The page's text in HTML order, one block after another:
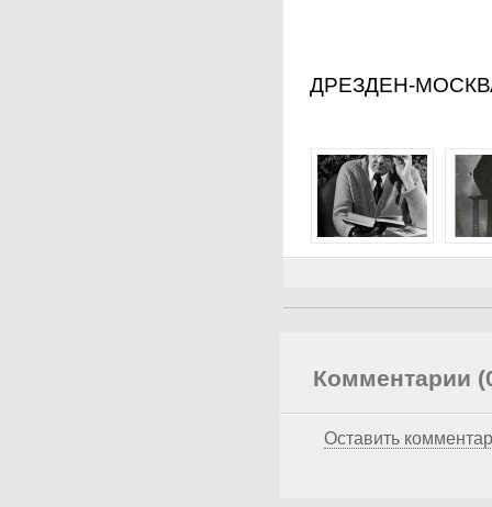
ДРЕЗДЕН-
Комментарии
Оставить